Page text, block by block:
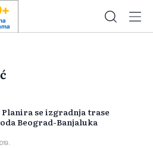
se izgradnja trase
Beograd-Banjaluka